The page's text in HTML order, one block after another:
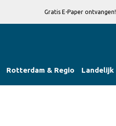
Gratis E-Paper ontvangen!
Rotterdam & Regio Landelijk